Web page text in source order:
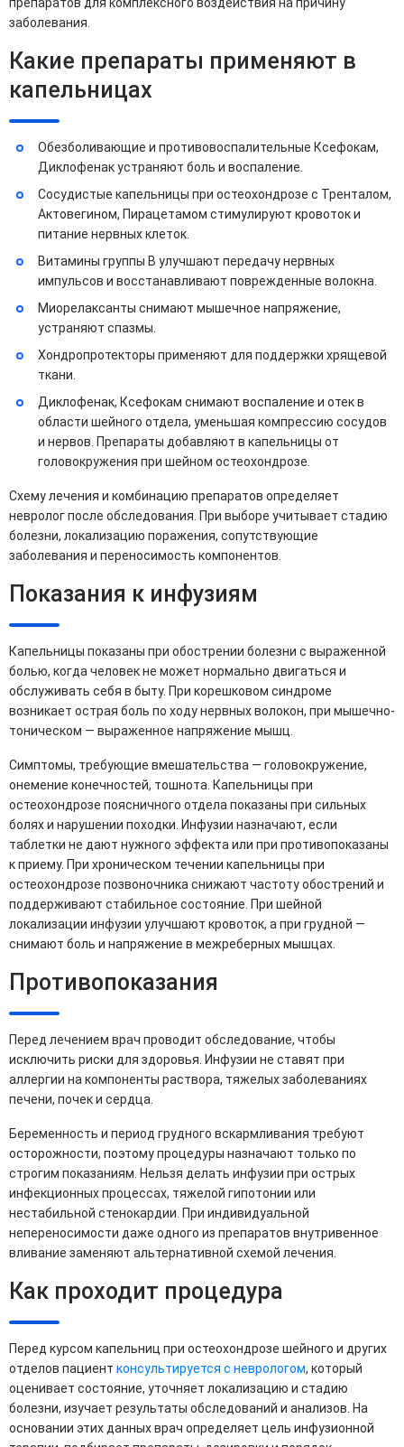
препаратов для комплексного воздействия на причину
заболевания.
Какие препараты применяют в
капельницах
Обезболивающие и противовоспалительные Ксефокам,
Диклофенак устраняют боль и воспаление.
Сосудистые капельницы при остеохондрозе с Тренталом,
Актовегином, Пирацетамом стимулируют кровоток и
питание нервных клеток.
Витамины группы B улучшают передачу нервных
импульсов и восстанавливают поврежденные волокна.
Миорелаксанты снимают мышечное напряжение,
устраняют спазмы.
Хондропротекторы применяют для поддержки хрящевой
ткани.
Диклофенак, Ксефокам снимают воспаление и отек в
области шейного отдела, уменьшая компрессию сосудов
и нервов. Препараты добавляют в капельницы от
головокружения при шейном остеохондрозе.
Схему лечения и комбинацию препаратов определяет
невролог после обследования. При выборе учитывает стадию
болезни, локализацию поражения, сопутствующие
заболевания и переносимость компонентов.
Показания к инфузиям
Капельницы показаны при обострении болезни с выраженной
болью, когда человек не может нормально двигаться и
обслуживать себя в быту. При корешковом синдроме
возникает острая боль по ходу нервных волокон, при мышечно-
тоническом — выраженное напряжение мышц.
Симптомы, требующие вмешательства — головокружение,
онемение конечностей, тошнота. Капельницы при
остеохондрозе поясничного отдела показаны при сильных
болях и нарушении походки. Инфузии назначают, если
таблетки не дают нужного эффекта или при противопоказаны
к приему. При хроническом течении капельницы при
остеохондрозе позвоночника снижают частоту обострений и
поддерживают стабильное состояние. При шейной
локализации инфузии улучшают кровоток, а при грудной —
снимают боль и напряжение в межреберных мышцах.
Противопоказания
Перед лечением врач проводит обследование, чтобы
исключить риски для здоровья. Инфузии не ставят при
аллергии на компоненты раствора, тяжелых заболеваниях
печени, почек и сердца.
Беременность и период грудного вскармливания требуют
осторожности, поэтому процедуры назначают только по
строгим показаниям. Нельзя делать инфузии при острых
инфекционных процессах, тяжелой гипотонии или
нестабильной стенокардии. При индивидуальной
непереносимости даже одного из препаратов внутривенное
вливание заменяют альтернативной схемой лечения.
Как проходит процедура
Перед курсом капельниц при остеохондрозе шейного и других
отделов пациент консультируется с неврологом, который
оценивает состояние, уточняет локализацию и стадию
болезни, изучает результаты обследований и анализов. На
основании этих данных врач определяет цель инфузионной